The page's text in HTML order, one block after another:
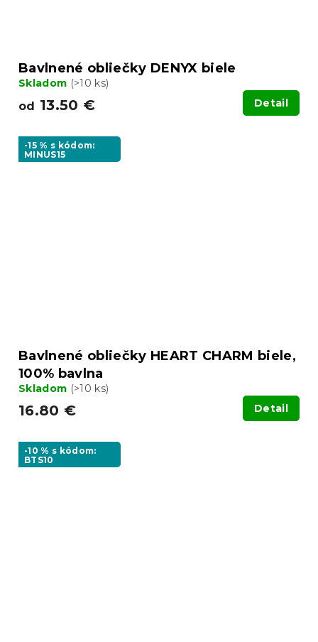
Bavlnené obliečky DENYX biele
Skladom (>10 ks)
od 13.50 € Detail
-15 % s kódom:
MINUS15
Bavlnené obliečky HEART CHARM biele,
100% bavlna
Skladom (>10 ks)
16.80 € Detail
-10 % s kódom:
BTS10